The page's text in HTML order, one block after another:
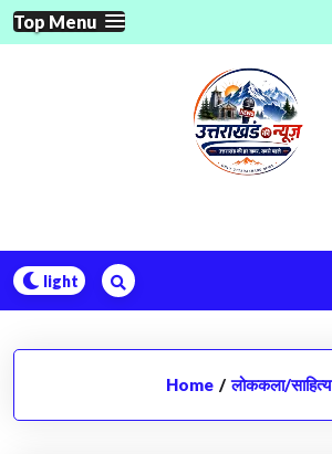
Skip
to
Top Menu
Home / लोककला/साहित्य